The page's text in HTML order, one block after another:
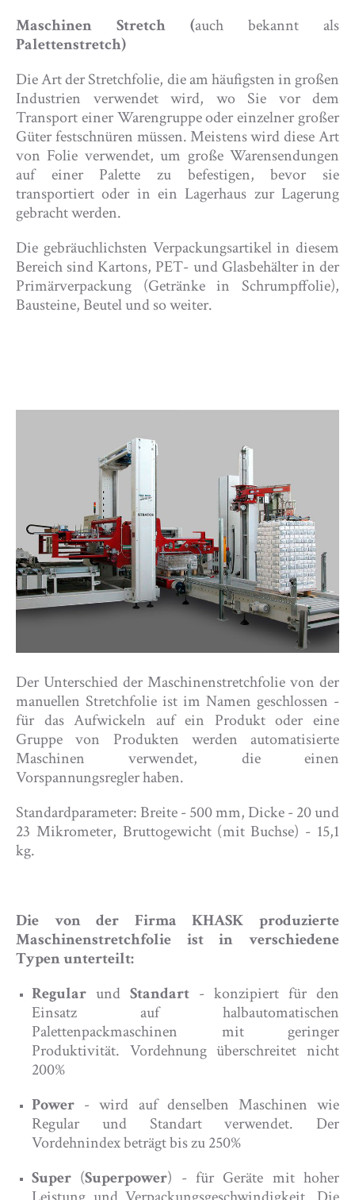
Maschinen Stretch (auch bekannt als
Palettenstretch)
Die Art der Stretchfolie, die am häufigsten in großen
Industrien verwendet wird, wo Sie vor dem
Transport einer Warengruppe oder einzelner großer
Güter festschnüren müssen. Meistens wird diese Art
von Folie verwendet, um große Warensendungen
auf einer Palette zu befestigen, bevor sie
transportiert oder in ein Lagerhaus zur Lagerung
gebracht werden.
Die gebräuchlichsten Verpackungsartikel in diesem
Bereich sind Kartons, PET- und Glasbehälter in der
Primärverpackung (Getränke in Schrumpffolie),
Bausteine, Beutel und so weiter.
Der Unterschied der Maschinenstretchfolie von der
manuellen Stretchfolie ist im Namen geschlossen -
für das Aufwickeln auf ein Produkt oder eine
Gruppe von Produkten werden automatisierte
Maschinen verwendet, die einen
Vorspannungsregler haben.
Standardparameter: Breite - 500 mm, Dicke - 20 und
23 Mikrometer, Bruttogewicht (mit Buchse) - 15,1
kg.
Die von der Firma KHASK produzierte
Maschinenstretchfolie ist in verschiedene
Typen unterteilt:
Regular und Standart - konzipiert für den
Einsatz auf halbautomatischen
Palettenpackmaschinen mit geringer
Produktivität. Vordehnung überschreitet nicht
200%
Power - wird auf denselben Maschinen wie
Regular und Standart verwendet. Der
Vordehnindex beträgt bis zu 250%
Super (Superpower) - für Geräte mit hoher